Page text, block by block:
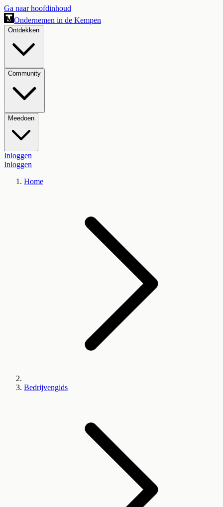
Ga naar hoofdinhoud
Ondernemen in de Kempen
Ontdekken
Community
Meedoen
Inloggen
Inloggen
Home
Bedrijvengids